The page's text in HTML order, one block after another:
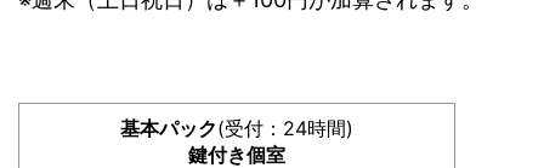
基本パック(受付：24時間)
鍵付き個室